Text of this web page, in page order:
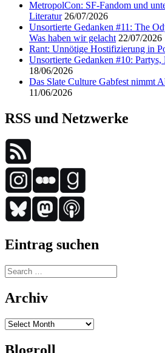
MetropolCon: SF-Fandom und
Literatur 26/07/2026
Unsortierte Gedanken #11: The
Was haben wir gelacht 22/07/2026
Rant: Unnötige Hostifizierung in
Unsortierte Gedanken #10:
18/06/2026
Das Slate Culture Gabfest nimmt
11/06/2026
RSS und Netzwerke
Eintrag suchen
Search
for:
Archiv
Archiv